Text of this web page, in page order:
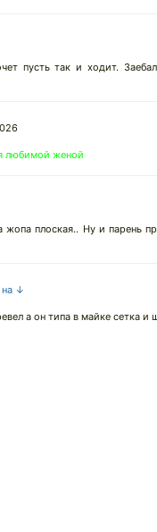
пусть так и ходит.
любимой женой
плоская.. Ну и парень
на ↓
а он типа в майке сетка